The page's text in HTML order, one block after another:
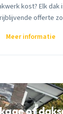
kost? Elk dak
offerte
Meer informatie
of